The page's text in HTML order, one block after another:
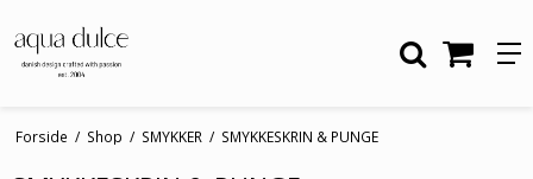
Forside / Shop / SMYKKER / SMYKKESKRIN & PUNGE